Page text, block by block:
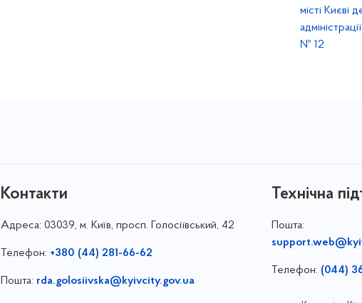
місті Києві
№ 12
Контакти
Адреса: 03039, м. Київ, просп. Голосіївський, 42
Телефон: +380 (44) 281-66-62
Пошта: rda.golosiivska@kyivcity.gov.ua
Технічна
Пошта:
Телефон: (044)